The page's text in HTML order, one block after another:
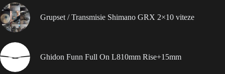
Grupset / Transmisie Shimano GRX 2×10 viteze
Ghidon Funn Full On L810mm Rise+15mm